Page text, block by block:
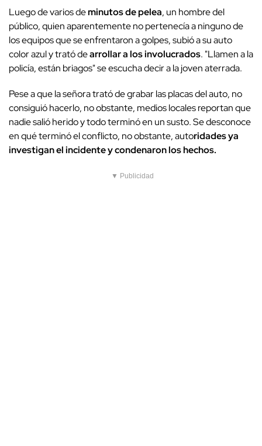
Luego de varios deminutos de pelea, un hombre del
público, quien aparentemente no pertenecía a ninguno de
los equipos que se enfrentaron a golpes, subió a su auto
color azul y trató dearrollar a los involucrados. "Llamen a la
policía, están briagos" se escucha decir a la joven aterrada.
Pese a que la señora trató de grabar las placas del auto, no
consiguió hacerlo, no obstante, medios locales reportan que
nadie salió herido y todo terminó en un susto. Se desconoce
en qué terminó el conflicto, no obstante, autoridades ya
investigan el incidente y condenaron los hechos.
▼ Publicidad